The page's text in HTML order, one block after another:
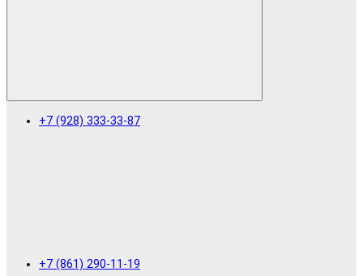
+7 (928) 333-33-87
+7 (861) 290-11-19